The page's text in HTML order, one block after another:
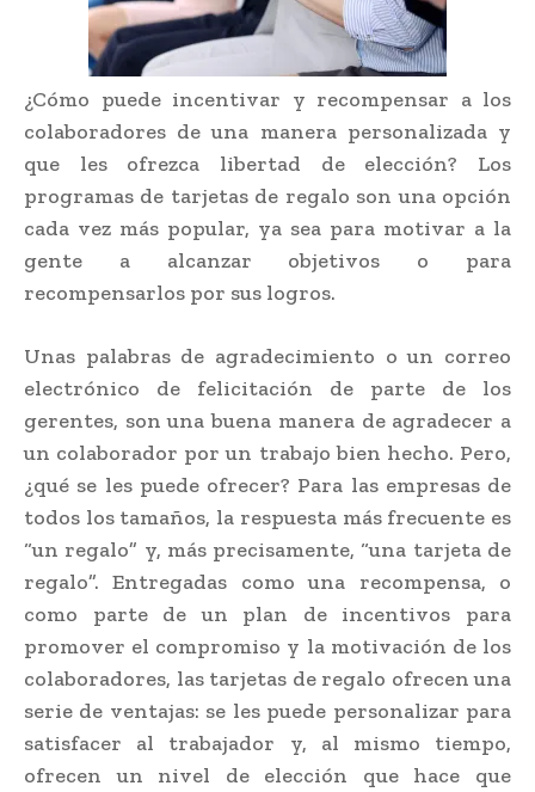
¿Cómo puede incentivar y recompensar a los
colaboradores de una manera personalizada y
que les ofrezca libertad de elección? Los
programas de tarjetas de regalo son una opción
cada vez más popular, ya sea para motivar a la
gente a alcanzar objetivos o para
recompensarlos por sus logros.
Unas palabras de agradecimiento o un correo
electrónico de felicitación de parte de los
gerentes, son una buena manera de agradecer a
un colaborador por un trabajo bien hecho. Pero,
¿qué se les puede ofrecer? Para las empresas de
todos los tamaños, la respuesta más frecuente es
“un regalo” y, más precisamente, “una tarjeta de
regalo”. Entregadas como una recompensa, o
como parte de un plan de incentivos para
promover el compromiso y la motivación de los
colaboradores, las tarjetas de regalo ofrecen una
serie de ventajas: se les puede personalizar para
satisfacer al trabajador y, al mismo tiempo,
ofrecen un nivel de elección que hace que